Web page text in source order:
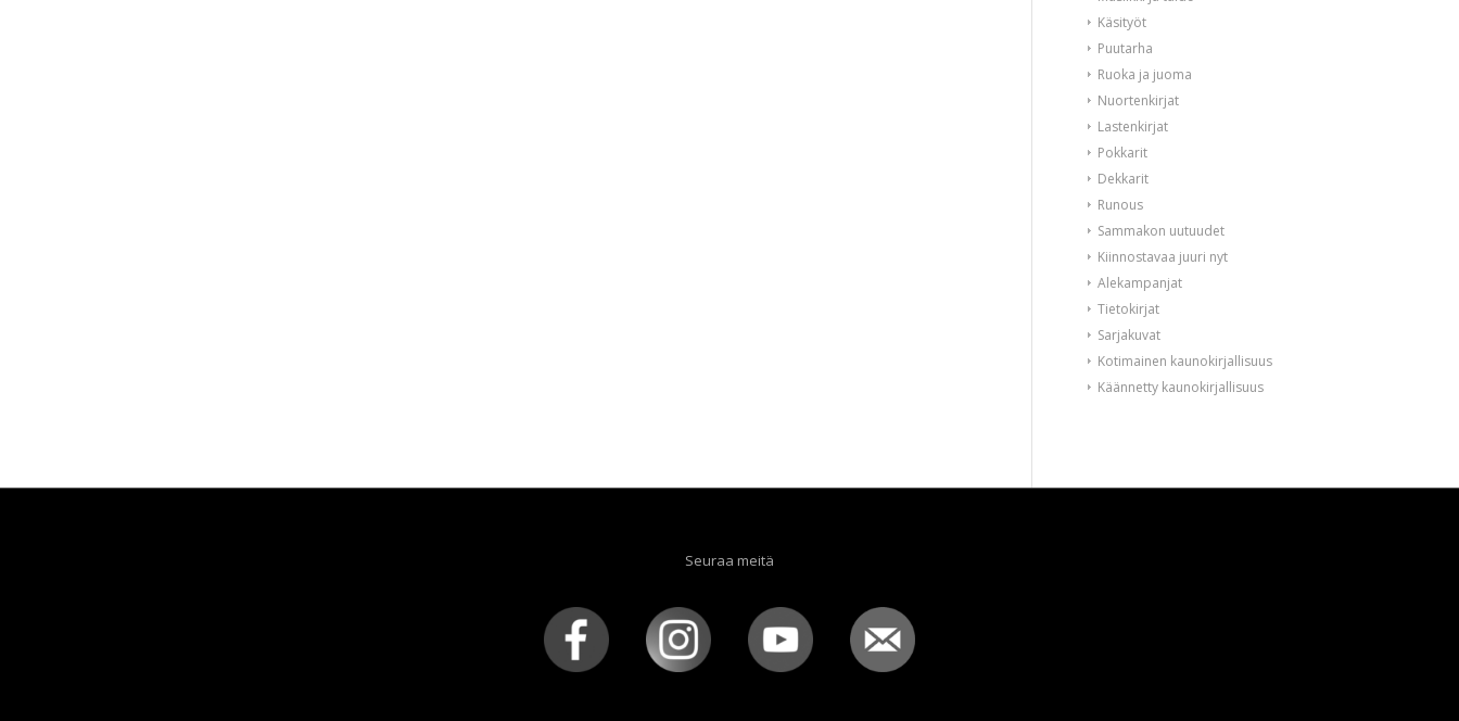
Käsityöt
Puutarha
Ruoka ja juoma
Nuortenkirjat
Lastenkirjat
Pokkarit
Dekkarit
Runous
Sammakon uutuudet
Kiinnostavaa juuri nyt
Alekampanjat
Tietokirjat
Sarjakuvat
Kotimainen kaunokirjallisuus
Käännetty kaunokirjallisuus
Seuraa meitä